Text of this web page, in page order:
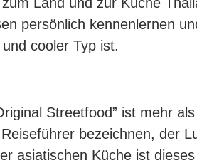
persönlich kennenlernen
cooler Typ ist.
Streetfood” ist mehr
bezeichnen, der
asiatischen Küche ist